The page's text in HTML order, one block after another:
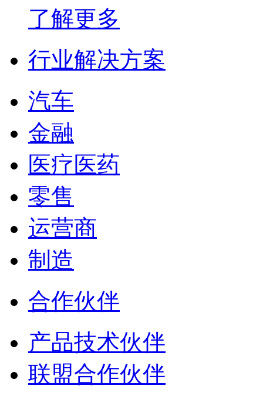
了解更多
行业解决方案
汽车
金融
医疗医药
零售
运营商
制造
合作伙伴
产品技术伙伴
联盟合作伙伴